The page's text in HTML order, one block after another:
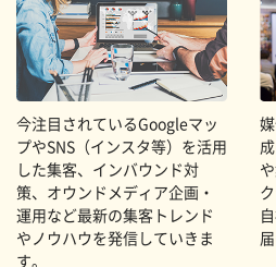
今注目されているGoogleマッ
プやSNS（インスタ等）を活用
した集客、インバウンド対
策、オウンドメディア企画・
運用など最新の集客トレンド
やノウハウを発信していきま
す。